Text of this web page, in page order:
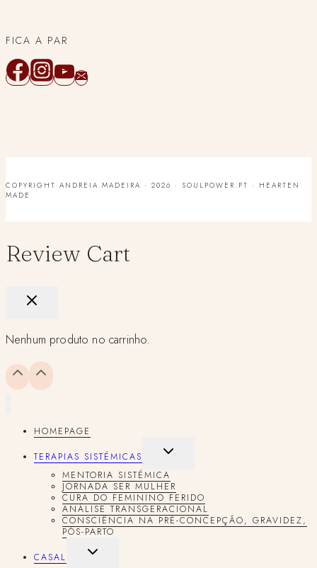
FICA A PAR
COPYRIGHT ANDREIA MADEIRA · 2026 · SOULPOWER.PT · HEARTEN
MADE
Review Cart
Nenhum produto no carrinho.
HOMEPAGE
TERAPIAS SISTÉMICAS
TOGGLE
MENU
MENTORIA SISTÉMICA
JORNADA SER MULHER
CURA DO FEMININO FERIDO
ANÁLISE TRANSGERACIONAL
CONSCIÊNCIA NA PRÉ-CONCEPÇÃO, GRAVIDEZ,
PÓS-PARTO
CASAL
TOGGLE